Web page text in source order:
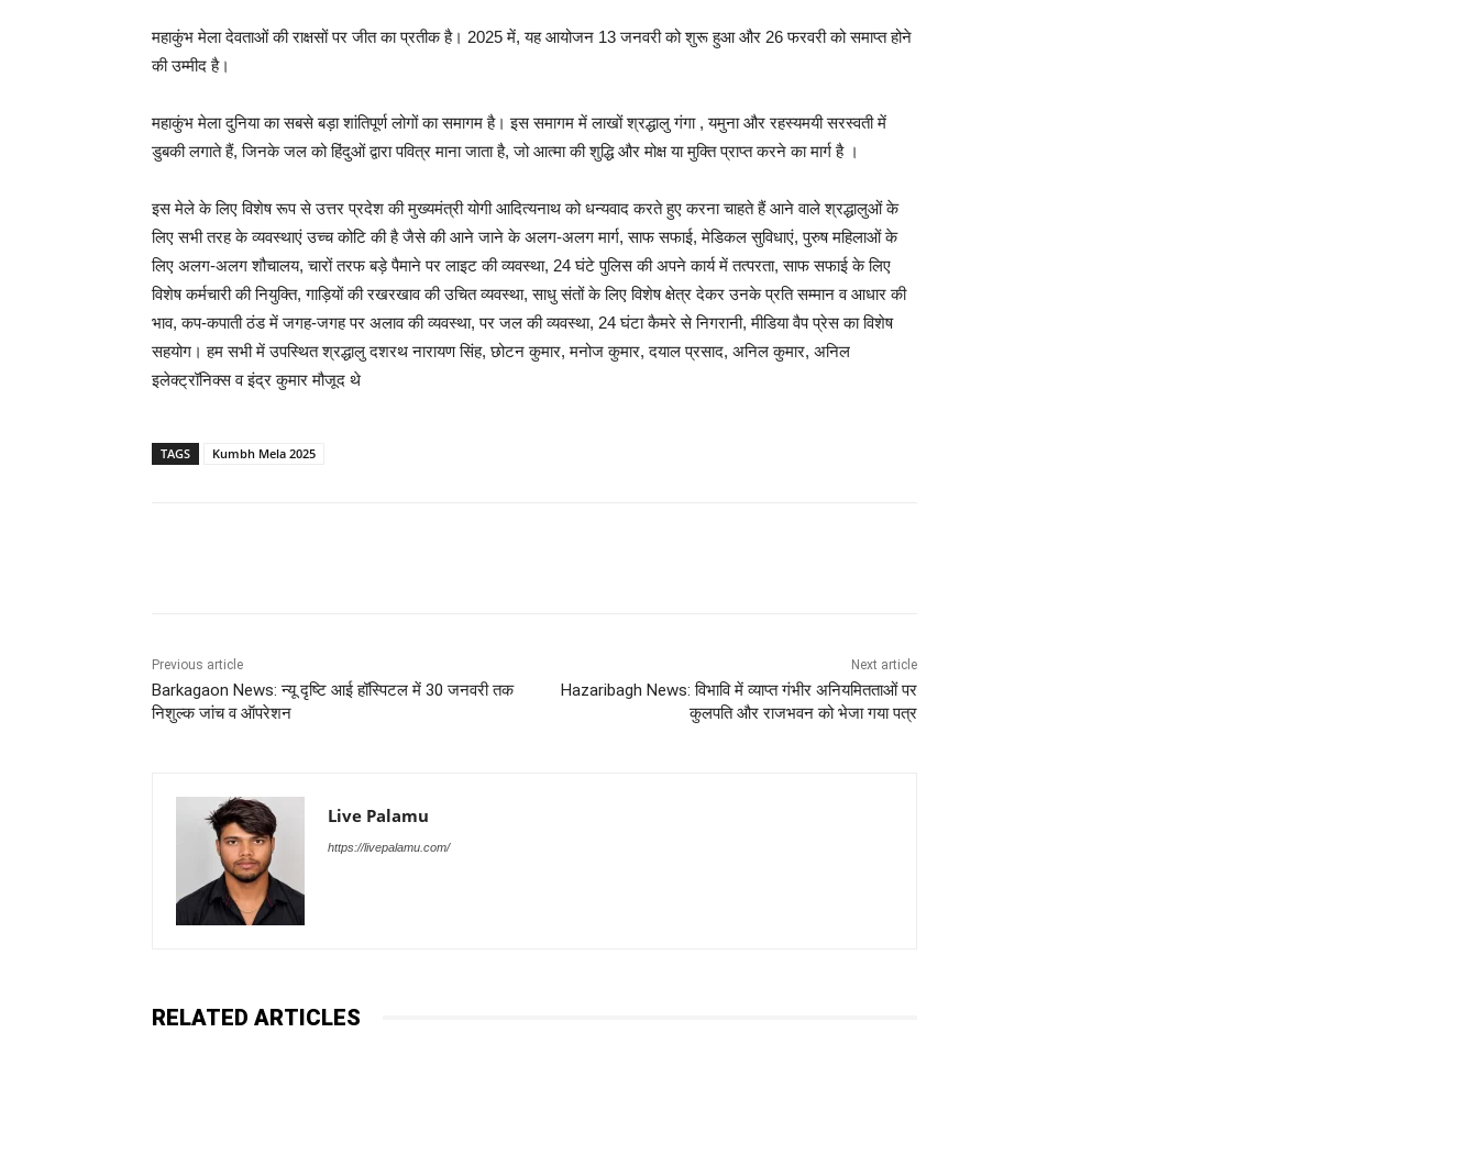
महाकुंभ मेला देवताओं की राक्षसों पर जीत का प्रतीक है। 2025 में, यह आयोजन 13 जनवरी को शुरू हुआ और 26 फरवरी को समाप्त होने
की उम्मीद है।
महाकुंभ मेला दुनिया का सबसे बड़ा शांतिपूर्ण लोगों का समागम है। इस समागम में लाखों श्रद्धालु गंगा , यमुना और रहस्यमयी सरस्वती में
डुबकी लगाते हैं, जिनके जल को हिंदुओं द्वारा पवित्र माना जाता है, जो आत्मा की शुद्धि और मोक्ष या मुक्ति प्राप्त करने का मार्ग है ।
इस मेले के लिए विशेष रूप से उत्तर प्रदेश की मुख्यमंत्री योगी आदित्यनाथ को धन्यवाद करते हुए करना चाहते हैं आने वाले श्रद्धालुओं के
लिए सभी तरह के व्यवस्थाएं उच्च कोटि की है जैसे की आने जाने के अलग-अलग मार्ग, साफ सफाई, मेडिकल सुविधाएं, पुरुष महिलाओं के
लिए अलग-अलग शौचालय, चारों तरफ बड़े पैमाने पर लाइट की व्यवस्था, 24 घंटे पुलिस की अपने कार्य में तत्परता, साफ सफाई के लिए
विशेष कर्मचारी की नियुक्ति, गाड़ियों की रखरखाव की उचित व्यवस्था, साधु संतों के लिए विशेष क्षेत्र देकर उनके प्रति सम्मान व आधार की
भाव, कप-कपाती ठंड में जगह-जगह पर अलाव की व्यवस्था, पर जल की व्यवस्था, 24 घंटा कैमरे से निगरानी, मीडिया वैप प्रेस का विशेष
सहयोग। हम सभी में उपस्थित श्रद्धालु दशरथ नारायण सिंह, छोटन कुमार, मनोज कुमार, दयाल प्रसाद, अनिल कुमार, अनिल
इलेक्ट्रॉनिक्स व इंद्र कुमार मौजूद थे
TAGS Kumbh Mela 2025
Previous article
Barkagaon News: न्यू दृष्टि आई हॉस्पिटल में 30 जनवरी तक
निशुल्क जांच व ऑपरेशन
Next article
Hazaribagh News: विभावि में व्याप्त गंभीर अनियमितताओं पर
कुलपति और राजभवन को भेजा गया पत्र
Live Palamu
https://livepalamu.com/
RELATED ARTICLES